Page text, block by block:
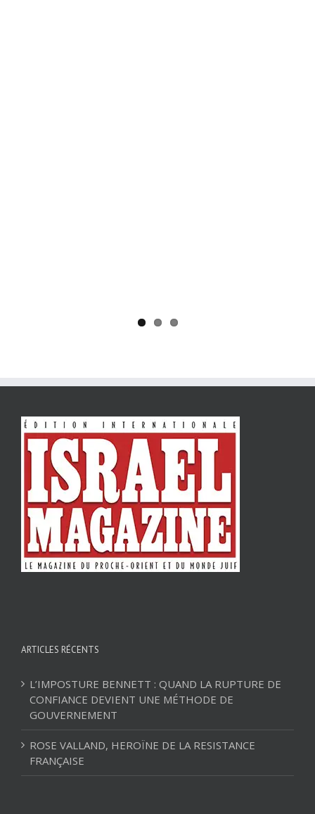
ARTICLES RÉCENTS
L’IMPOSTURE BENNETT : QUAND LA RUPTURE DE
CONFIANCE DEVIENT UNE MÉTHODE DE
GOUVERNEMENT
ROSE VALLAND, HEROÏNE DE LA RESISTANCE
FRANÇAISE